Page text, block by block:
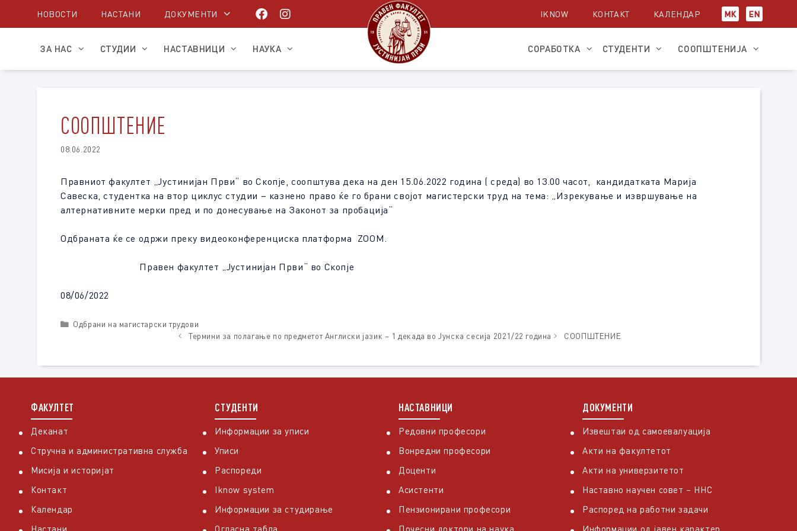
НОВОСТИ НАСТАНИ ДОКУМЕНТИ IKNOW КОНТАКТ КАЛЕНДАР МК EN
ЗА НАС СТУДИИ НАСТАВНИЦИ НАУКА СОРАБОТКА СТУДЕНТИ СООПШТЕНИЈА
СООПШТЕНИЕ
08.06.2022
Правниот факултет „Јустинијан Први“ во Скопје, соопштува дека на ден 15.06.2022 година ( среда) во 13.00 часот, кандидатката Марија
Савеска, студентка на втор циклус студии – казнено право ќе го брани својот магистерски труд на тема: „Изрекување и извршување на
алтернативните мерки пред и по донесување на Законот за пробација“
Одбраната ќе се одржи преку видеоконференциска платформа ZOOM.
Правен факултет „Јустинијан Први“ во Скопје
08/06/2022
Categories
Одбрани на магистарски трудови
Термини за полагање по предметот Англиски јазик – 1 декада во Јунска сесија 2021/22 година
СООПШТЕНИЕ
ФАКУЛТЕТ
Деканат
Стручна и административна служба
Мисија и историјат
Контакт
Календар
СТУДЕНТИ
Информации за уписи
Уписи
Распореди
Iknow system
Информации за студирање
НАСТАВНИЦИ
Редовни професори
Вонредни професори
Доценти
Асистенти
Пензионирани професори
ДОКУМЕНТИ
Извештаи од самоевалуација
Акти на факултетот
Акти на универзитетот
Наставно научен совет – ННС
Распоред на работни задачи